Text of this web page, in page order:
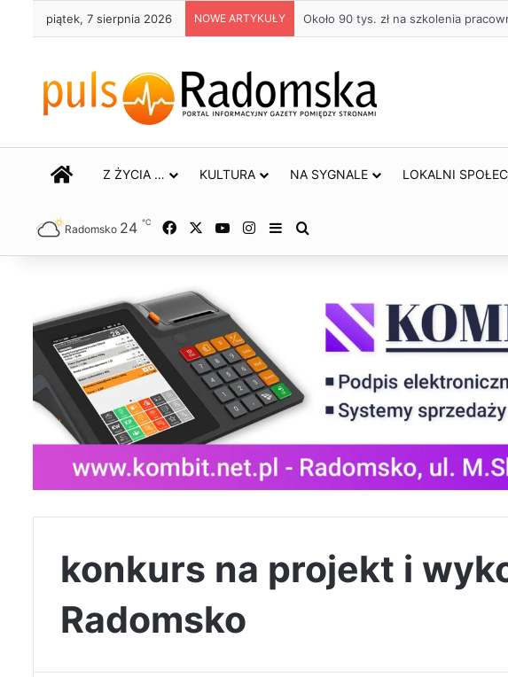
piątek, 7 sierpnia 2026 NOWE ARTYKUŁY Około 90 tys. zł na szkolenia
STRONA GŁÓWNA
Z ŻYCIA … KULTURA NA SYGNALE LOKALNI
Radomsko 24 ℃ Facebook YouTubeInstagram
Sidebar
konkurs na projekt i
Radomsko